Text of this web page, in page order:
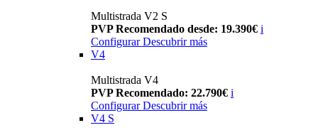
Multistrada V2 S
PVP Recomendado desde: 19.390€ i
Configurar Descubrir más
V4
Multistrada V4
PVP Recomendado: 22.790€ i
Configurar Descubrir más
V4 S